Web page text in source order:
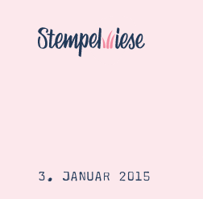
3. JANUAR 2015